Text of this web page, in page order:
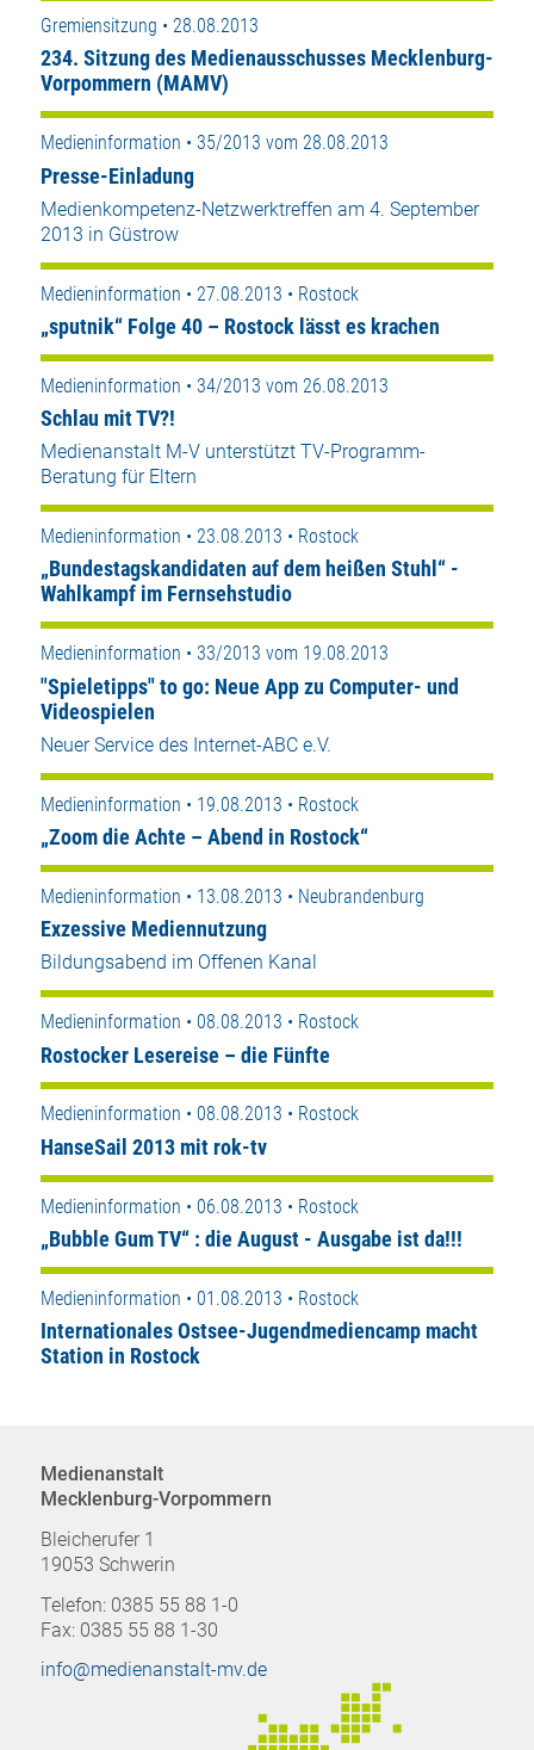
Gremiensitzung • 28.08.2013
234. Sitzung des Medienausschusses Mecklenburg-
Vorpommern (MAMV)
Medieninformation • 35/2013 vom 28.08.2013
Presse-Einladung
Medienkompetenz-Netzwerktreffen am 4. September
2013 in Güstrow
Medieninformation • 27.08.2013 • Rostock
„sputnik“ Folge 40 – Rostock lässt es krachen
Medieninformation • 34/2013 vom 26.08.2013
Schlau mit TV?!
Medienanstalt M-V unterstützt TV-Programm-
Beratung für Eltern
Medieninformation • 23.08.2013 • Rostock
„Bundestagskandidaten auf dem heißen Stuhl“ -
Wahlkampf im Fernsehstudio
Medieninformation • 33/2013 vom 19.08.2013
"Spieletipps" to go: Neue App zu Computer- und
Videospielen
Neuer Service des Internet-ABC e.V.
Medieninformation • 19.08.2013 • Rostock
„Zoom die Achte – Abend in Rostock“
Medieninformation • 13.08.2013 • Neubrandenburg
Exzessive Mediennutzung
Bildungsabend im Offenen Kanal
Medieninformation • 08.08.2013 • Rostock
Rostocker Lesereise – die Fünfte
Medieninformation • 08.08.2013 • Rostock
HanseSail 2013 mit rok-tv
Medieninformation • 06.08.2013 • Rostock
„Bubble Gum TV“ : die August - Ausgabe ist da!!!
Medieninformation • 01.08.2013 • Rostock
Internationales Ostsee-Jugendmediencamp macht
Station in Rostock
Medienanstalt
Mecklenburg-Vorpommern
Bleicherufer 1
19053 Schwerin
Telefon: 0385 55 88 1-0
Fax: 0385 55 88 1-30
info@medienanstalt-mv.de